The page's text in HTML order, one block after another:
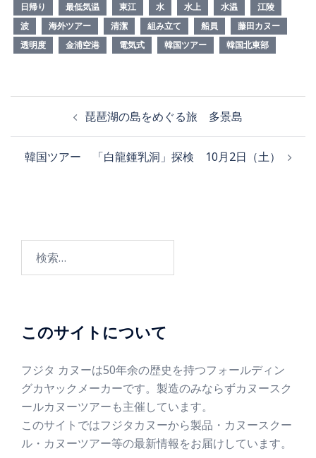
日帰り
最低気温 東江 水 水上 水温
江陵
波
海外ツアー 清潔 組み立て 船員
藤田カヌー
透明度
金浦空港 電気式 韓国ツアー 韓国北東部
琵琶湖の島をめぐる旅 多景島
韓国ツアー 「白龍鍾乳洞」探検 10月2日（土）
このサイトについて
フジタ カヌーは50年余の歴史を持つフォールディン
グカヤックメーカーです。製造のみならずカヌースク
ールカヌーツアーも主催しています。
このサイトではフジタカヌーから製品・カヌースクー
ル・カヌーツアー等の最新情報をお届けしています。